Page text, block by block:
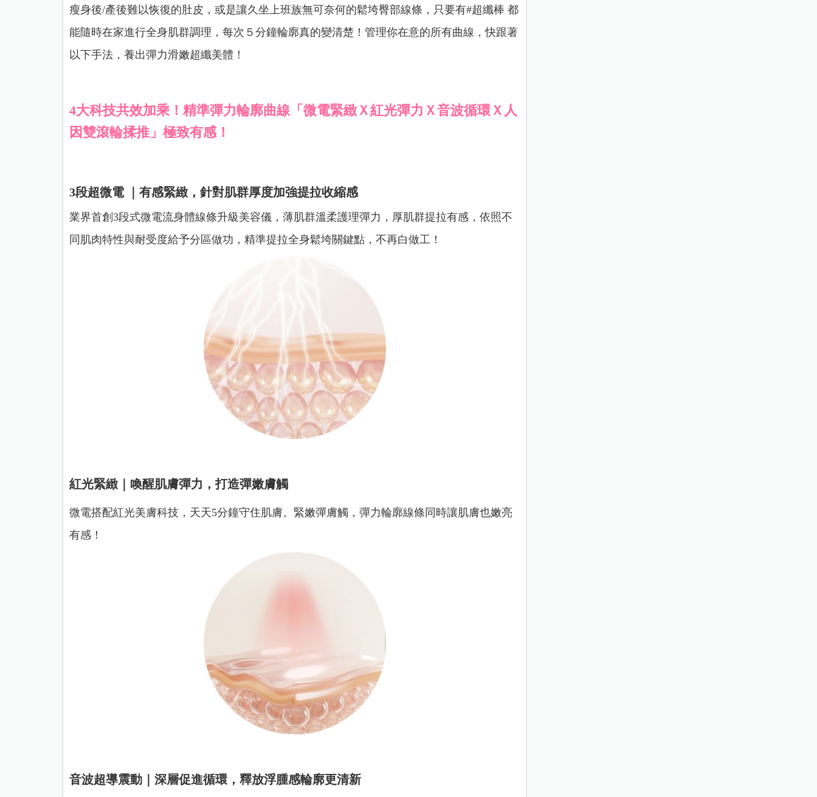
瘦身後/產後難以恢復的肚皮，或是讓久坐上班族無可奈何的鬆垮臀部線條，只要有#超纖棒 都
能隨時在家進行全身肌群調理，每次５分鐘輪廓真的變清楚！管理你在意的所有曲線，快跟著
以下手法，養出彈力滑嫩超纖美體！
4大科技共效加乘！精準彈力輪廓曲線「微電緊緻Ｘ紅光彈力Ｘ音波循環Ｘ人
因雙滾輪揉推」極致有感！
3段超微電 ｜有感緊緻，針對肌群厚度加強提拉收縮感
業界首創3段式微電流身體線條升級美容儀， 薄肌群溫柔護理彈力，厚肌群提拉有感， 依照不
同肌肉特性與耐受度給予分區做功， 精準提拉全身鬆垮關鍵點，不再白做工！
紅光緊緻｜ 喚醒肌膚彈力，打造彈嫩膚觸
微電搭配紅光美膚科技，天天5分鐘守住肌膚。 緊嫩彈膚觸，彈力輪廓線條同時讓肌膚也嫩亮
有感！
音波超導震動｜深層促進循環，釋放浮腫感輪廓更清新